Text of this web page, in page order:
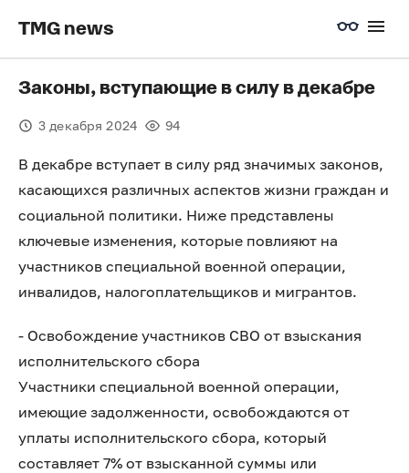
TMG news
Законы, вступающие в силу в декабре
3 декабря 2024 94
В декабре вступает в силу ряд значимых законов,
касающихся различных аспектов жизни граждан и
социальной политики. Ниже представлены
ключевые изменения, которые повлияют на
участников специальной военной операции,
инвалидов, налогоплательщиков и мигрантов.
- Освобождение участников СВО от взыскания
исполнительского сбора
Участники специальной военной операции,
имеющие задолженности, освобождаются от
уплаты исполнительского сбора, который
составляет 7% от взысканной суммы или